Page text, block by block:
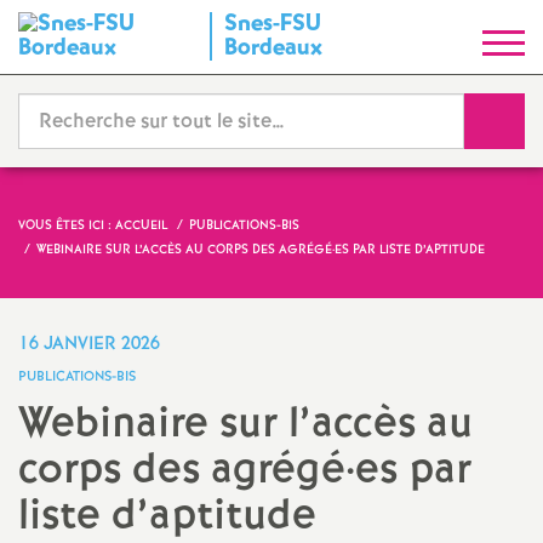
Snes-FSU
Bordeaux
y
n
d
i
a
t
VOUS ÊTES ICI : ACCUEIL
PUBLICATIONS-BIS
WEBINAIRE SUR L’ACCÈS AU CORPS DES AGRÉGÉ·ES PAR LISTE D’APTITUDE
16 JANVIER 2026
PUBLICATIONS-BIS
Webinaire sur l’accès au
corps des agrégé·es par
liste d’aptitude